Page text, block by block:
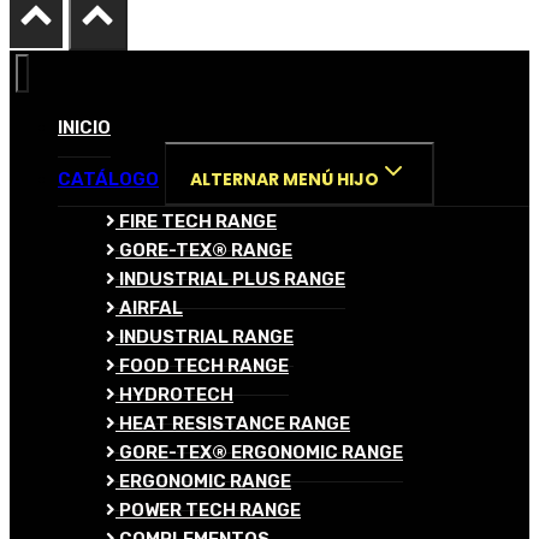
INICIO
CATÁLOGO ALTERNAR MENÚ HIJO
FIRE TECH RANGE
GORE-TEX® RANGE
INDUSTRIAL PLUS RANGE
AIRFAL
INDUSTRIAL RANGE
FOOD TECH RANGE
HYDROTECH
HEAT RESISTANCE RANGE
GORE-TEX® ERGONOMIC RANGE
ERGONOMIC RANGE
POWER TECH RANGE